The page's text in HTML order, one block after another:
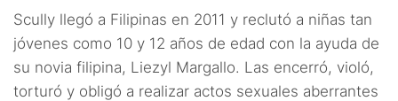
Scully llegó a Filipinas en 2011 y reclutó a niñas tan
jóvenes como 10 y 12 años de edad con la ayuda de
su novia filipina, Liezyl Margallo. Las encerró, violó,
torturó y obligó a realizar actos sexuales aberrantes